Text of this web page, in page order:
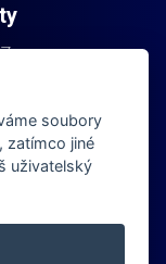
soubory
zatímco jiné
uživatelský